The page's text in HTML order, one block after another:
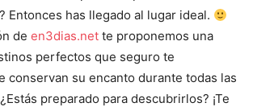
Entonces has llegado al lugar ideal.
de en3dias.net te proponemos una
perfectos que seguro te
conservan su encanto durante todas las
preparado para descubrirlos? ¡Te